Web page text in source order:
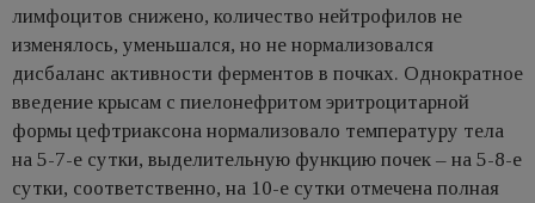
лимфоцитов снижено, количество нейтрофилов не
изменялось, уменьшался, но не нормализовался
дисбаланс активности ферментов в почках. Однократное
введение крысам с пиелонефритом эритроцитарной
формы цефтриаксона нормализовало температуру тела
на 5-7-е сутки, выделительную функцию почек – на 5-8-е
сутки, соответственно, на 10-е сутки отмечена полная